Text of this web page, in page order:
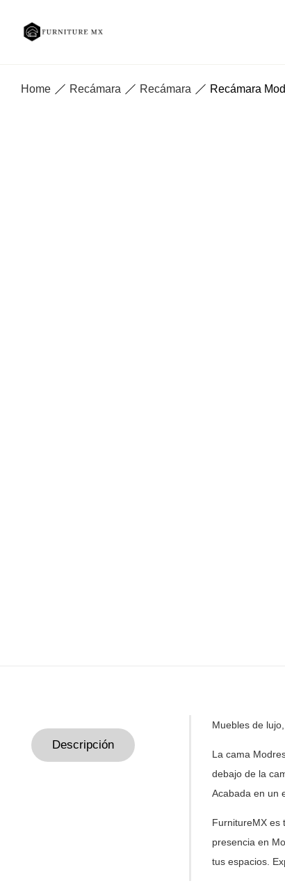
Home Recámara Recámara Recámara
Descripción
Muebles de
La cama
debajo de la
Acabada en un
FurnitureMX es
presencia en
tus espacios.